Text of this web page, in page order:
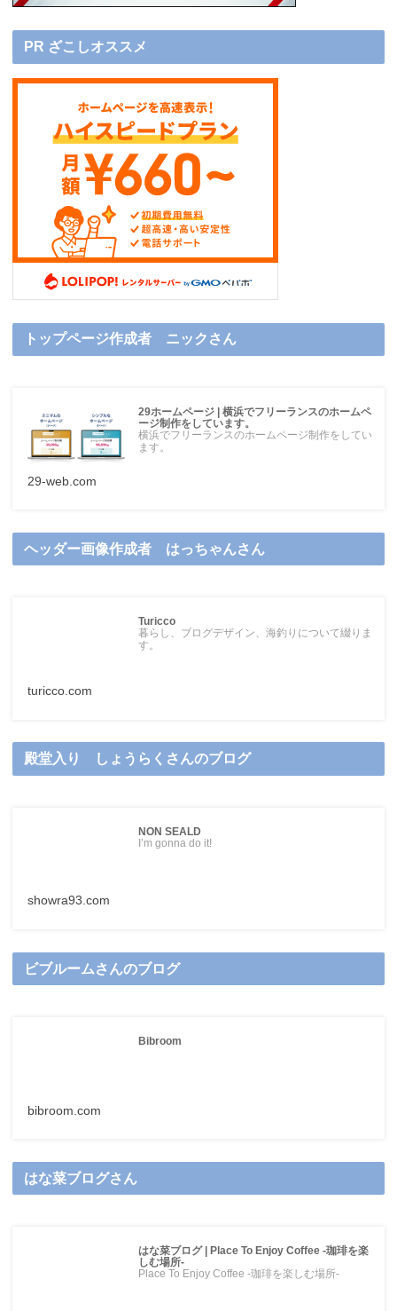
PR ざこしオススメ
トップページ作成者 ニックさん
29ホームページ | 横浜でフリーランスのホームペ
ージ制作をしています。
横浜でフリーランスのホームページ制作をしてい
ます。
29-web.com
ヘッダー画像作成者 はっちゃんさん
Turicco
暮らし、ブログデザイン、海釣りについて綴りま
す。
turicco.com
殿堂入り しょうらくさんのブログ
NON SEALD
I’m gonna do it!
showra93.com
ビブルームさんのブログ
Bibroom
bibroom.com
はな菜ブログさん
はな菜ブログ | Place To Enjoy Coffee -珈琲を楽
しむ場所-
Place To Enjoy Coffee -珈琲を楽しむ場所-